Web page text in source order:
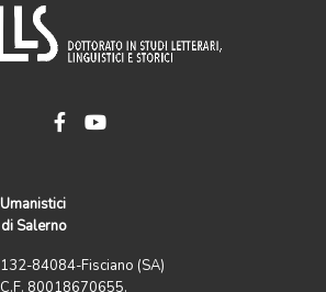
Salerno
84084-Fisciano (SA)
80018670655.